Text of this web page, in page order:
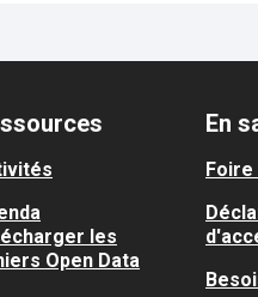
les
Open Data
En
Foire